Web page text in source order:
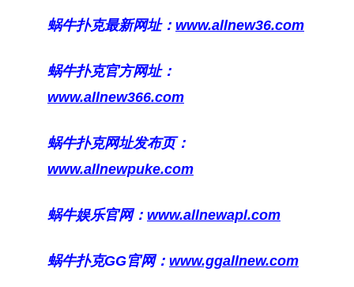
蜗牛扑克最新网址： www.allnew36.com
蜗牛扑克官方网址：
www.allnew366.com
蜗牛扑克网址发布页：
www.allnewpuke.com
蜗牛娱乐官网： www.allnewapl.com
蜗牛扑克GG官网： www.ggallnew.com